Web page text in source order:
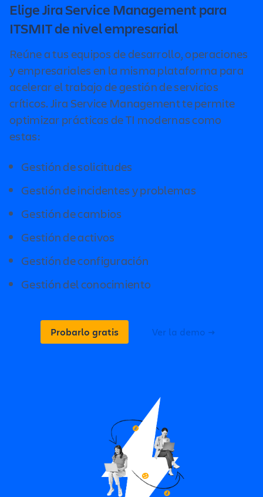
HH., instalaciones, marketing, etc.) sus propios
portales de prestación de servicios, flujos de
Hay muchos casos prácticos que hacen que Jira
Service Management sea la mejor opción para las
empresas y los equipos que no están preparados
para despedirse de sus soluciones de ITSM
actuales.
herramientas de ITSMaquí.
Elige Jira Service Management para
ITSMIT de nivel empresarial
Reúne a tus equipos de desarrollo, operaciones
y empresariales en la misma plataforma para
acelerar el trabajo de gestión de servicios
críticos. Jira Service Management te permite
optimizar prácticas de TI modernas como
estas:
Gestión de solicitudes
Gestión de incidentes y problemas
Gestión de cambios
Gestión de activos
Gestión de configuración
Gestión del conocimiento
Probarlo gratis Ver la demo